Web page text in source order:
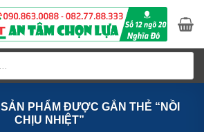
SẢN PHẨM ĐƯỢC GẮN THẺ “NỒI
CHỊU NHIỆT”